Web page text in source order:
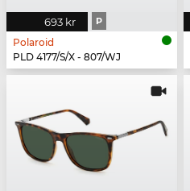
693 kr P
Polaroid
PLD 4177/S/X - 807/WJ